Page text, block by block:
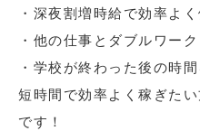
・深夜割増時給で効率よ
・他の仕事とダブルワー
・学校が終わった後の時
短時間で効率よく稼ぎた
です！